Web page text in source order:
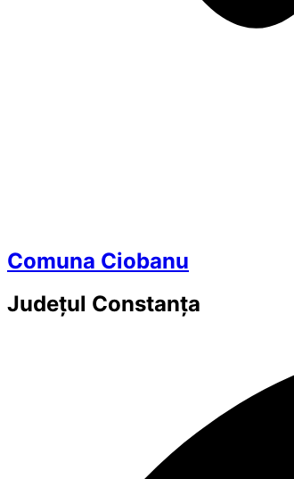
Comuna Ciobanu
Județul Constanța